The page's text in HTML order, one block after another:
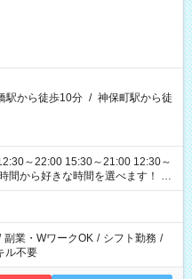
駅から徒歩10分 / 神保町駅から徒
～22:00 15:30～21:00 12:30～
ります
副業・WワークOK / シフト勤務 /
ル不要